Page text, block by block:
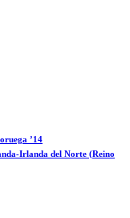
’14
Irlanda del Norte (Reino